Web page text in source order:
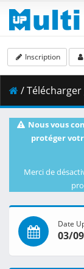
Inscription
/ Télécharger _UDF__Youjo_Senki_-
Nous vous
protéger
Merci de
Date
03/